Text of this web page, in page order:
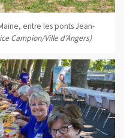
entre les ponts Jean-
Campion/Ville d'Angers)